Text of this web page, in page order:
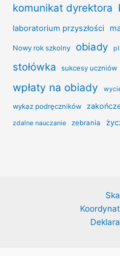
komunikat dyrektora
laboratorium przyszłości
Nowy rok szkolny obiady
stołówka sukcesy uczniów
wpłaty na obiady
wykaz podręczników
zdalne nauczanie zebrania